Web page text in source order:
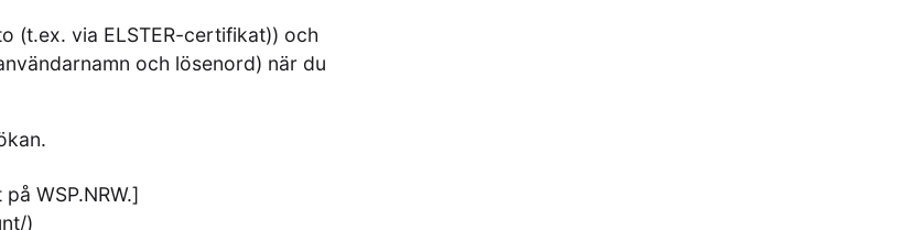
(t.ex. via ELSTER-certifikat)) och
och lösenord) när du
WSP.NRW.]
)